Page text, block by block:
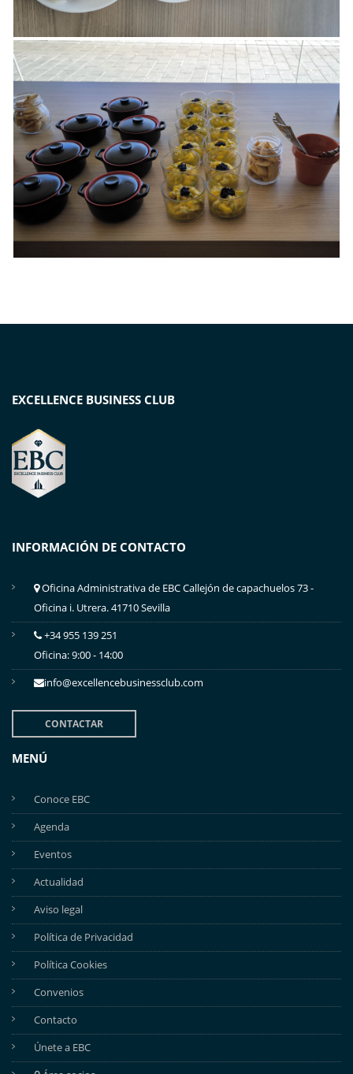
EXCELLENCE BUSINESS CLUB
INFORMACIÓN DE CONTACTO
Oficina Administrativa de EBC Callejón de capachuelos 73 -
Oficina i. Utrera. 41710 Sevilla
+34 955 139 251
Oficina: 9:00 - 14:00
info@excellencebusinessclub.com
CONTACTAR
MENÚ
Conoce EBC
Agenda
Eventos
Actualidad
Aviso legal
Política de Privacidad
Política Cookies
Convenios
Contacto
Únete a EBC